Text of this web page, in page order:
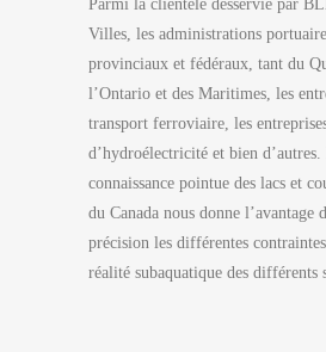
Parmi la clientèle desservie par
Villes, les administrations
provinciaux et fédéraux, tant du
l’Ontario et des Maritimes, les
transport ferroviaire, les
d’hydroélectricité et bien
connaissance pointue des lacs et
du Canada nous donne l’avantage
précision les différentes
réalité subaquatique des différents